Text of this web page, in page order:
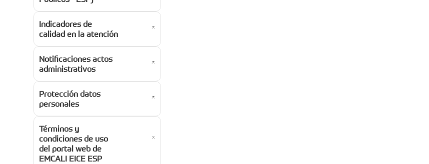
Indicadores de
calidad en la atención
Notificaciones actos
administrativos
Protección datos
personales
Términos y
condiciones de uso
del portal web de
EMCALI EICE ESP